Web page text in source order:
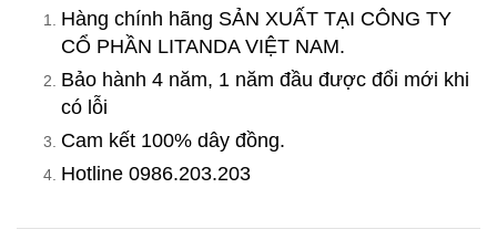
Hàng chính hãng SẢN XUẤT TẠI CÔNG TY
CỔ PHẦN LITANDA VIỆT NAM.
Bảo hành 4 năm, 1 năm đầu được đổi mới khi
có lỗi
Cam kết 100% dây đồng.
Hotline 0986.203.203